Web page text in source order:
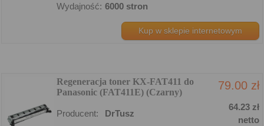
Wydajność: 6000 stron
Kup w sklepie internetowym
Regeneracja toner KX-FAT411 do
Panasonic (FAT411E) (Czarny)
79.00 zł
Producent: DrTusz
64.23 zł
netto